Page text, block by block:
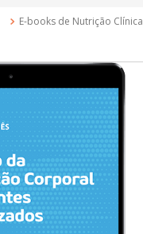
E-books de Nutrição Clínica